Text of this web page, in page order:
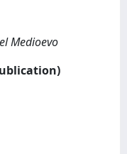
Medioevo